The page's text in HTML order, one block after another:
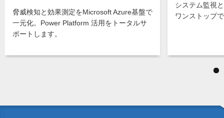
脅威検知と効果測定をMicrosoft Azure基盤で
一元化。Power Platform 活用をトータルサ
ポートします。
システム監視
ワンストップ